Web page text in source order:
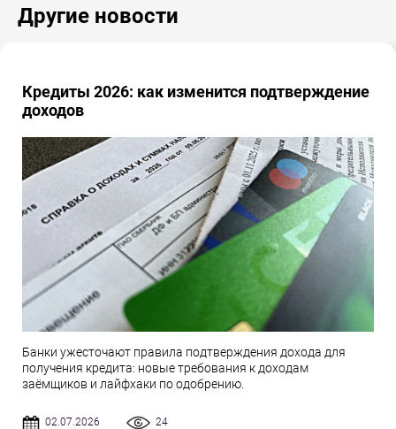
Другие новости
Кредиты 2026: как изменится подтверждение
доходов
Банки ужесточают правила подтверждения дохода для
получения кредита: новые требования к доходам
заёмщиков и лайфхаки по одобрению.
02.07.2026 24